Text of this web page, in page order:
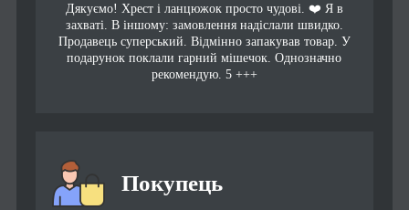
Дякуємо! Хрест і ланцюжок просто чудові. ❤️ Я в
захваті. В іншому: замовлення надіслали швидко.
Продавець суперський. Відмінно запакував товар. У
подарунок поклали гарний мішечок. Однозначно
рекомендую. 5 +++
Покупець